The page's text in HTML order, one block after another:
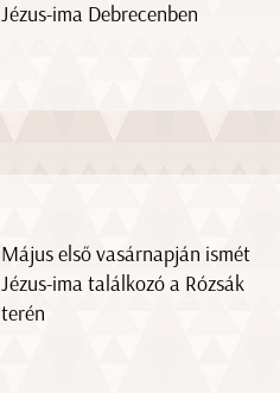
Jézus-ima Debrecenben
Május első vasárnapján ismét
Jézus-ima találkozó a Rózsák
terén